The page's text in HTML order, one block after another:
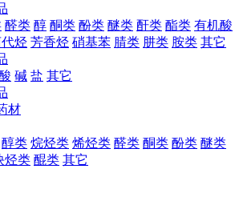
醛类 醇 酮类 酚类 醚类 酐类 酯类 有机酸
烃 芳香烃 硝基苯 腈类 肼类 胺类 其它
碱 盐 其它
材
醇类 烷烃类 烯烃类 醛类 酮类 酚类 醚类
烃类 醌类 其它